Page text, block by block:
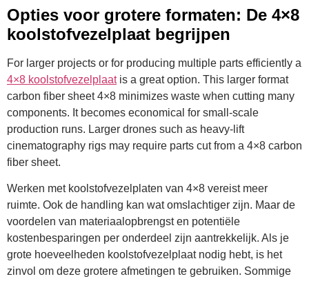
Opties voor grotere formaten: De 4×8
koolstofvezelplaat begrijpen
For larger projects or for producing multiple parts efficiently a
4×8 koolstofvezelplaatis a great option. This larger format
carbon fiber sheet 4×8 minimizes waste when cutting many
components. It becomes economical for small-scale
production runs. Larger drones such as heavy-lift
cinematography rigs may require parts cut from a 4×8 carbon
fiber sheet.
Werken met koolstofvezelplaten van 4×8 vereist meer
ruimte. Ook de handling kan wat omslachtiger zijn. Maar de
voordelen van materiaalopbrengst en potentiële
kostenbesparingen per onderdeel zijn aantrekkelijk. Als je
grote hoeveelheden koolstofvezelplaat nodig hebt, is het
zinvol om deze grotere afmetingen te gebruiken. Sommige